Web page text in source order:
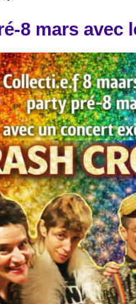
8 mars avec